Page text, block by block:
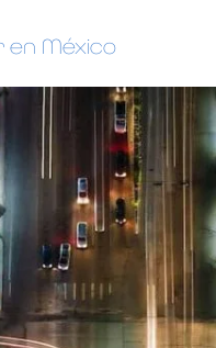
en México